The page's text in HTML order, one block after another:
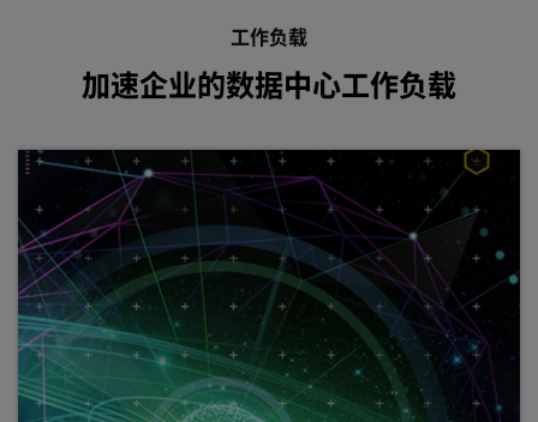
工作负载
加速企业的数据中心工作负载